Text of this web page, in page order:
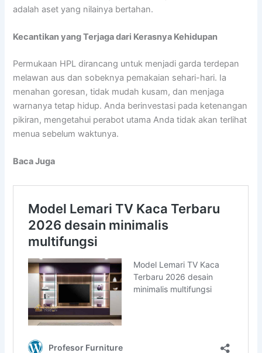
adalah aset yang nilainya bertahan.
Kecantikan yang Terjaga dari Kerasnya Kehidupan
Permukaan HPL dirancang untuk menjadi garda terdepan
melawan aus dan sobeknya pemakaian sehari-hari. Ia
menahan goresan, tidak mudah kusam, dan menjaga
warnanya tetap hidup. Anda berinvestasi pada ketenangan
pikiran, mengetahui perabot utama Anda tidak akan terlihat
menua sebelum waktunya.
Baca Juga